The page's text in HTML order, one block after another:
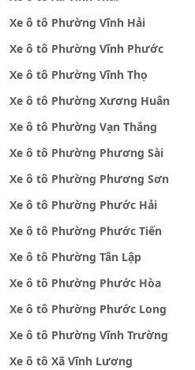
Xe ô tô Phường Vĩnh Hải
Xe ô tô Phường Vĩnh Phước
Xe ô tô Phường Vĩnh Thọ
Xe ô tô Phường Xương Huân
Xe ô tô Phường Vạn Thắng
Xe ô tô Phường Phương Sài
Xe ô tô Phường Phương Sơn
Xe ô tô Phường Phước Hải
Xe ô tô Phường Phước Tiến
Xe ô tô Phường Tân Lập
Xe ô tô Phường Phước Hòa
Xe ô tô Phường Phước Long
Xe ô tô Phường Vĩnh Trường
Xe ô tô Xã Vĩnh Lương